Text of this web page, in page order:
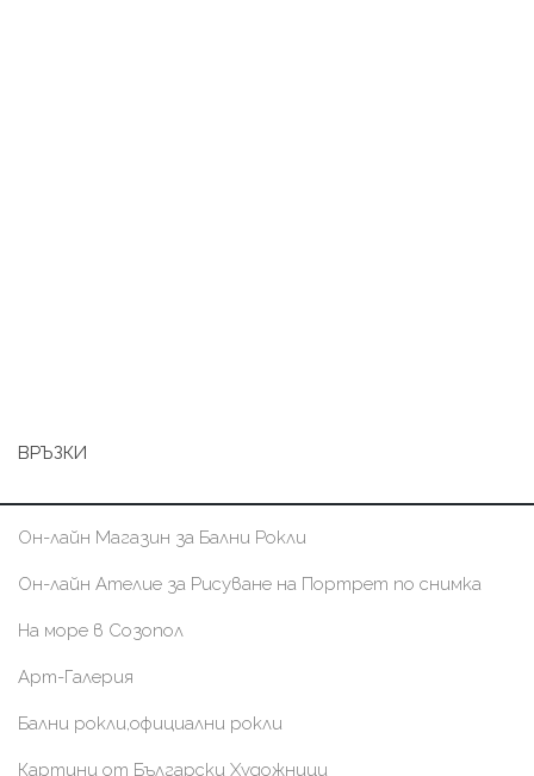
ВРЪЗКИ
Он-лайн Магазин за Бални Рокли
Он-лайн Ателие за Рисуване на Портрет по снимка
На море в Созопол
Арт-Галерия
Бални рокли,официални рокли
Картини от Български Художници